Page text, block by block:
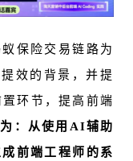
保险交易链路为
效的背景，并提
环节，提高前端
：从使用AI辅助
前端工程师的系